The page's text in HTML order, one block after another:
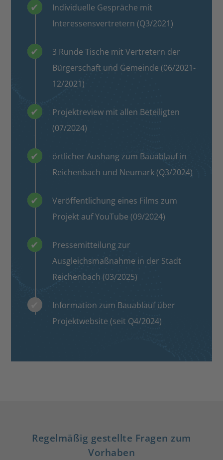
Individuelle Gespräche mit
Interessensvertretern (Q3/2021)
3 Runde Tische mit Vertretern der
Bürgerschaft und Gemeinde (06/2021-
12/2021)
Projektreview mit allen Beteiligten
(07/2024)
örtlicher Aushang zum Bauablauf in
Reichenbach und Neumark (Q3/2024)
Veröffentlichung eines Films zum
Projekt auf YouTube (09/2024)
Pressemitteilung zur
Ausgleichsmaßnahme in der Stadt
Reichenbach (03/2025)
Information zum Bauablauf über
Projektwebsite (seit Q4/2024)
Regelmäßig gestellte Fragen zum
Vorhaben